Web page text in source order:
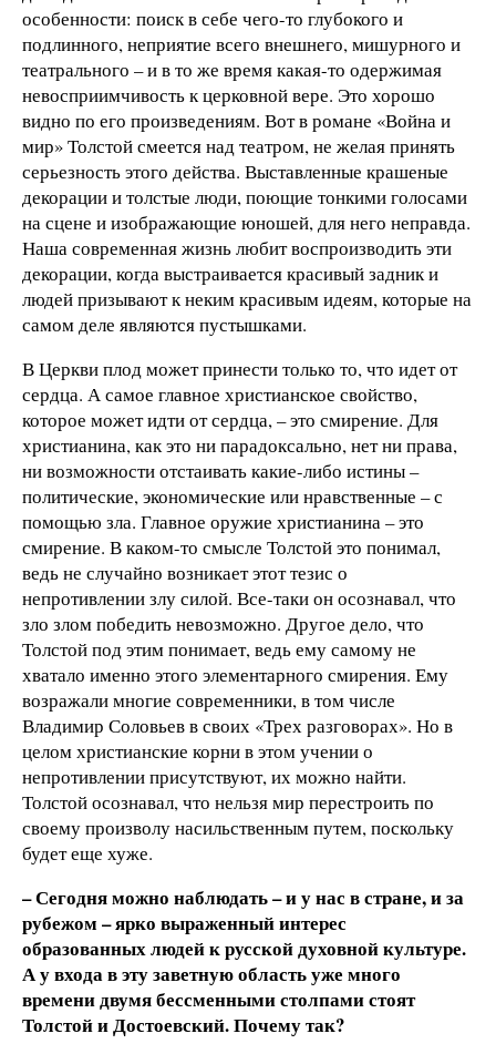
особенности: поиск в себе чего-то глубокого и
подлинного, неприятие всего внешнего, мишурного и
театрального – и в то же время какая-то одержимая
невосприимчивость к церковной вере. Это хорошо
видно по его произведениям. Вот в романе «Война и
мир» Толстой смеется над театром, не желая принять
серьезность этого действа. Выставленные крашеные
декорации и толстые люди, поющие тонкими голосами
на сцене и изображающие юношей, для него неправда.
Наша современная жизнь любит воспроизводить эти
декорации, когда выстраивается красивый задник и
людей призывают к неким красивым идеям, которые на
самом деле являются пустышками.
В Церкви плод может принести только то, что идет от
сердца. А самое главное христианское свойство,
которое может идти от сердца, – это смирение. Для
христианина, как это ни парадоксально, нет ни права,
ни возможности отстаивать какие-либо истины –
политические, экономические или нравственные – с
помощью зла. Главное оружие христианина – это
смирение. В каком-то смысле Толстой это понимал,
ведь не случайно возникает этот тезис о
непротивлении злу силой. Все-таки он осознавал, что
зло злом победить невозможно. Другое дело, что
Толстой под этим понимает, ведь ему самому не
хватало именно этого элементарного смирения. Ему
возражали многие современники, в том числе
Владимир Соловьев в своих «Трех разговорах». Но в
целом христианские корни в этом учении о
непротивлении присутствуют, их можно найти.
Толстой осознавал, что нельзя мир перестроить по
своему произволу насильственным путем, поскольку
будет еще хуже.
– Сегодня можно наблюдать – и у нас в стране, и за
рубежом – ярко выраженный интерес
образованных людей к русской духовной культуре.
А у входа в эту заветную область уже много
времени двумя бессменными столпами стоят
Толстой и Достоевский. Почему так?